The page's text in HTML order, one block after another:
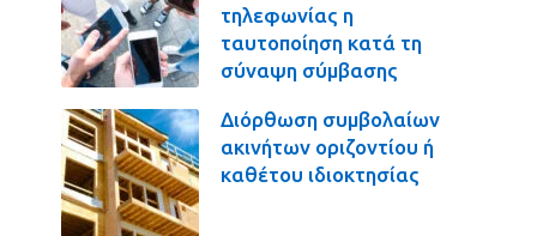
τηλεφωνίας η
ταυτοποίηση κατά τη
σύναψη σύμβασης
Διόρθωση συμβολαίων
ακινήτων οριζοντίου ή
καθέτου ιδιοκτησίας